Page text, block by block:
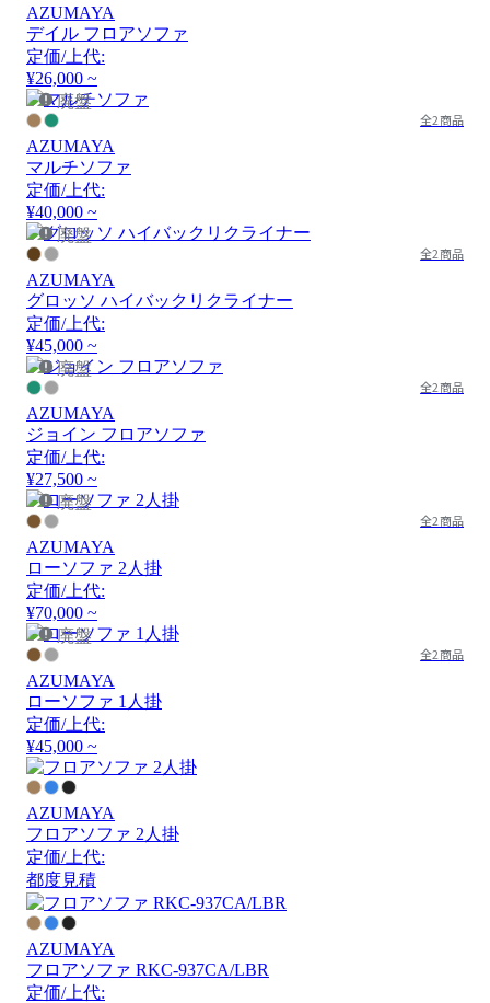
AZUMAYA
デイル フロアソファ
定価/上代:
¥26,000 ~
廃盤
全2商品
AZUMAYA
マルチソファ
定価/上代:
¥40,000 ~
廃盤
全2商品
AZUMAYA
グロッソ ハイバックリクライナー
定価/上代:
¥45,000 ~
廃盤
全2商品
AZUMAYA
ジョイン フロアソファ
定価/上代:
¥27,500 ~
廃盤
全2商品
AZUMAYA
ローソファ 2人掛
定価/上代:
¥70,000 ~
廃盤
全2商品
AZUMAYA
ローソファ 1人掛
定価/上代:
¥45,000 ~
AZUMAYA
フロアソファ 2人掛
定価/上代:
都度見積
AZUMAYA
フロアソファ RKC-937CA/LBR
定価/上代: